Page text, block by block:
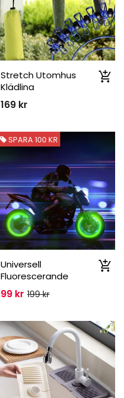
Stretch Utomhus
Klädlina
169 kr
SPARA 100 KR
Universell
Fluorescerande
Däckventilkåpor
99 kr 199 kr